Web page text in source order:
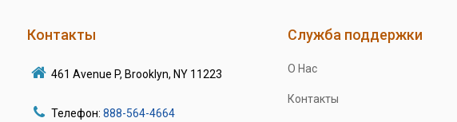
Контакты
461 Avenue P, Brooklyn, NY 11223
Телефон: 888-564-4664
Служба поддержки
О Нас
Контакты